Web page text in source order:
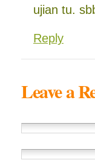
ujian tu.
Reply
Leave a